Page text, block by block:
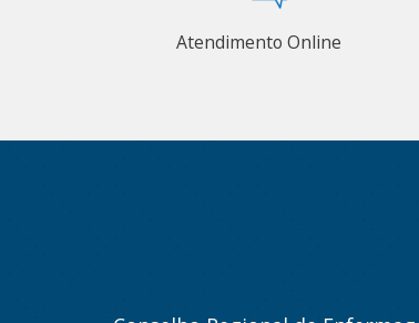
Atendimento Online